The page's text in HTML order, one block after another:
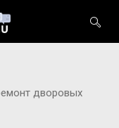
дворовых